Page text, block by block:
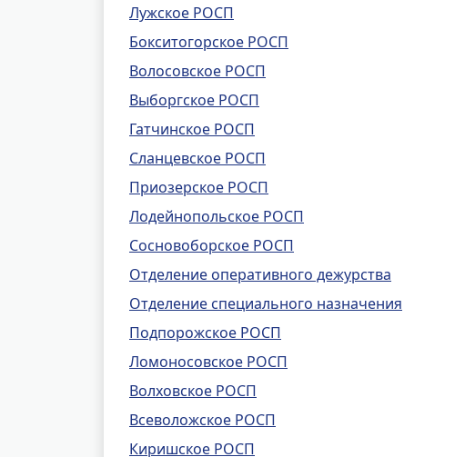
Лужское РОСП
Бокситогорское РОСП
Волосовское РОСП
Выборгское РОСП
Гатчинское РОСП
Сланцевское РОСП
Приозерское РОСП
Лодейнопольское РОСП
Сосновоборское РОСП
Отделение оперативного дежурства
Отделение специального назначения
Подпорожское РОСП
Ломоносовское РОСП
Волховское РОСП
Всеволожское РОСП
Киришское РОСП